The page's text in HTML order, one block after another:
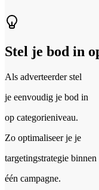
Stel je bod in
Als adverteerder stel
je eenvoudig je bod in
op categorieniveau.
Zo optimaliseer je je
targetingstrategie binnen
één campagne.